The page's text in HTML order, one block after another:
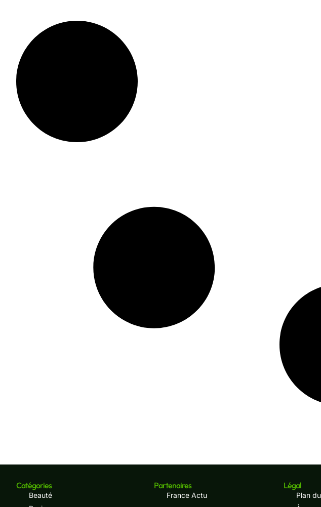
Catégories
Beauté
Partenaires
France Actu
Légal
Plan